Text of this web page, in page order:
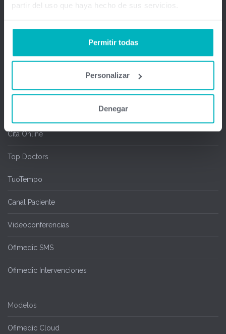
partir del uso que haya hecho de sus servicios.
Permitir todas
Personalizar
Denegar
Firma Digital y remota
Chipcard & Redsa
SEOGA
Cita Online
Top Doctors
TuoTempo
Canal Paciente
Videoconferencias
Ofimedic SMS
Ofimedic Intervenciones
Modelos
Ofimedic Cloud